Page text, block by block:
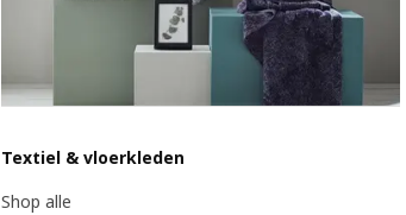
Textiel & vloerkleden
Shop alle